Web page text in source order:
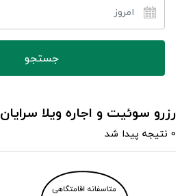
رزرو سوئیت و اجاره ویلا سرایان
0 نتیجه پیدا شد